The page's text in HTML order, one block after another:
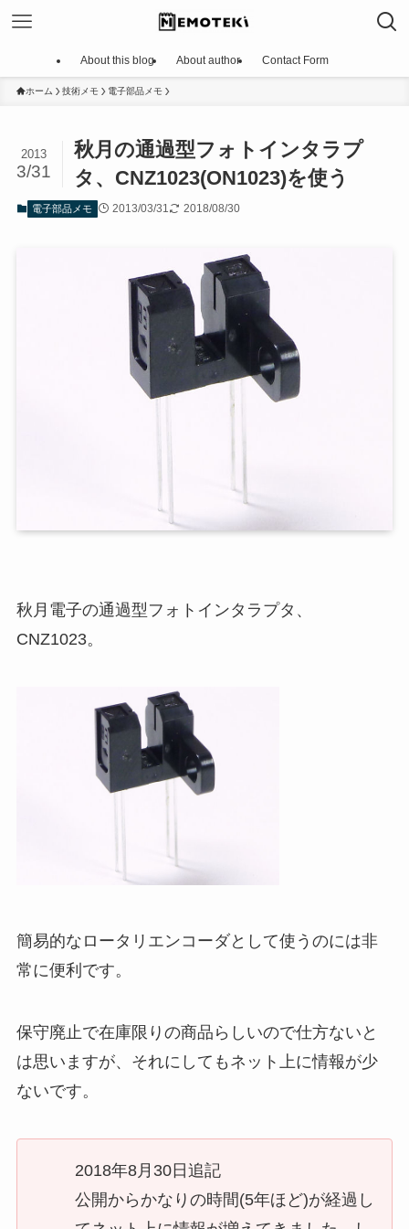
About this blog About author Contact Form
ホーム 技術メモ 電子部品メモ
秋月の通過型フォトインタラプ
タ、CNZ1023(ON1023)を使う
2013
3/31
電子部品メモ 2013/03/31 2018/08/30
秋月電子の通過型フォトインタラプタ、
CNZ1023。
簡易的なロータリエンコーダとして使うのには非
常に便利です。
保守廃止で在庫限りの商品らしいので仕方ないと
は思いますが、それにしてもネット上に情報が少
ないです。
2018年8月30日追記
公開からかなりの時間(5年ほど)が経過し